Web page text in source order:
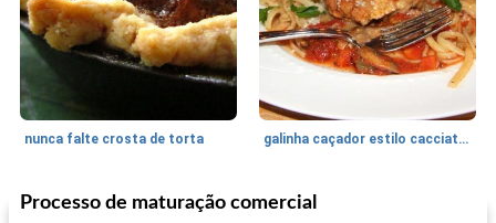
nunca falte crosta de torta galinha caçador estilo cacciatore
1470min
Feriados e Eventos Punch Beverage
Processo de maturação comercial